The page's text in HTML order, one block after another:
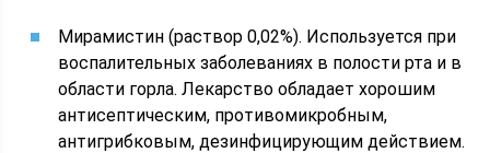
Мирамистин (раствор 0,02%). Используется при
воспалительных заболеваниях в полости рта и в
области горла. Лекарство обладает хорошим
антисептическим, противомикробным,
антигрибковым, дезинфицирующим действием.